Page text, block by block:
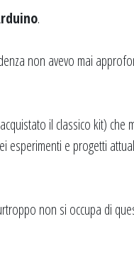
.
non avevo mai
il classico kit) che
esperimenti e progetti
non si occupa di